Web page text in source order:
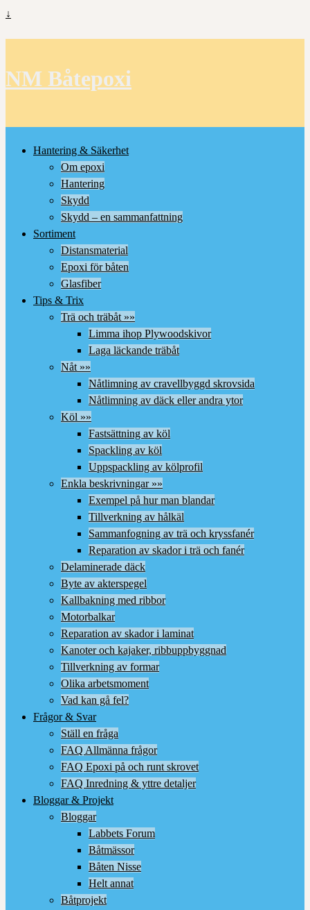
↓
NM Båtepoxi
Hantering & Säkerhet
Om epoxi
Hantering
Skydd
Skydd – en sammanfattning
Sortiment
Distansmaterial
Epoxi för båten
Glasfiber
Tips & Trix
Trä och träbåt »»
Limma ihop Plywoodskivor
Laga läckande träbåt
Nåt »»
Nåtlimning av cravellbyggd skrovsida
Nåtlimning av däck eller andra ytor
Köl »»
Fastsättning av köl
Spackling av köl
Uppspackling av kölprofil
Enkla beskrivningar »»
Exempel på hur man blandar
Tillverkning av hålkäl
Sammanfogning av trä och kryssfanér
Reparation av skador i trä och fanér
Delaminerade däck
Byte av akterspegel
Kallbakning med ribbor
Motorbalkar
Reparation av skador i laminat
Kanoter och kajaker, ribbuppbyggnad
Tillverkning av formar
Olika arbetsmoment
Vad kan gå fel?
Frågor & Svar
Ställ en fråga
FAQ Allmänna frågor
FAQ Epoxi på och runt skrovet
FAQ Inredning & yttre detaljer
Bloggar & Projekt
Bloggar
Labbets Forum
Båtmässor
Båten Nisse
Helt annat
Båtprojekt